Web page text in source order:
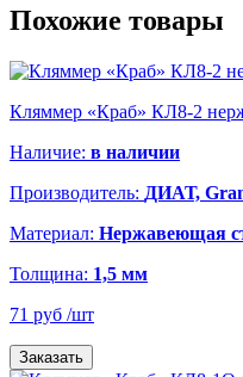
Похожие товары
Кляммер «Краб» КЛ8-2
Наличие: в наличии
Производитель: ДИАТ,
Материал: Нержавеющая
Толщина: 1,5 мм
71 руб /шт
Заказать